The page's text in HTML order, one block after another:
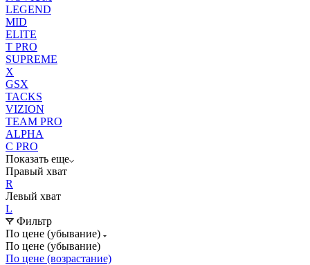
LEGEND
MID
ELITE
T PRO
SUPREME
X
GSX
TACKS
VIZION
TEAM PRO
ALPHA
C PRO
Показать еще
Правый хват
R
Левый хват
L
Фильтр
По цене (убывание)
По цене (убывание)
По цене (возрастание)